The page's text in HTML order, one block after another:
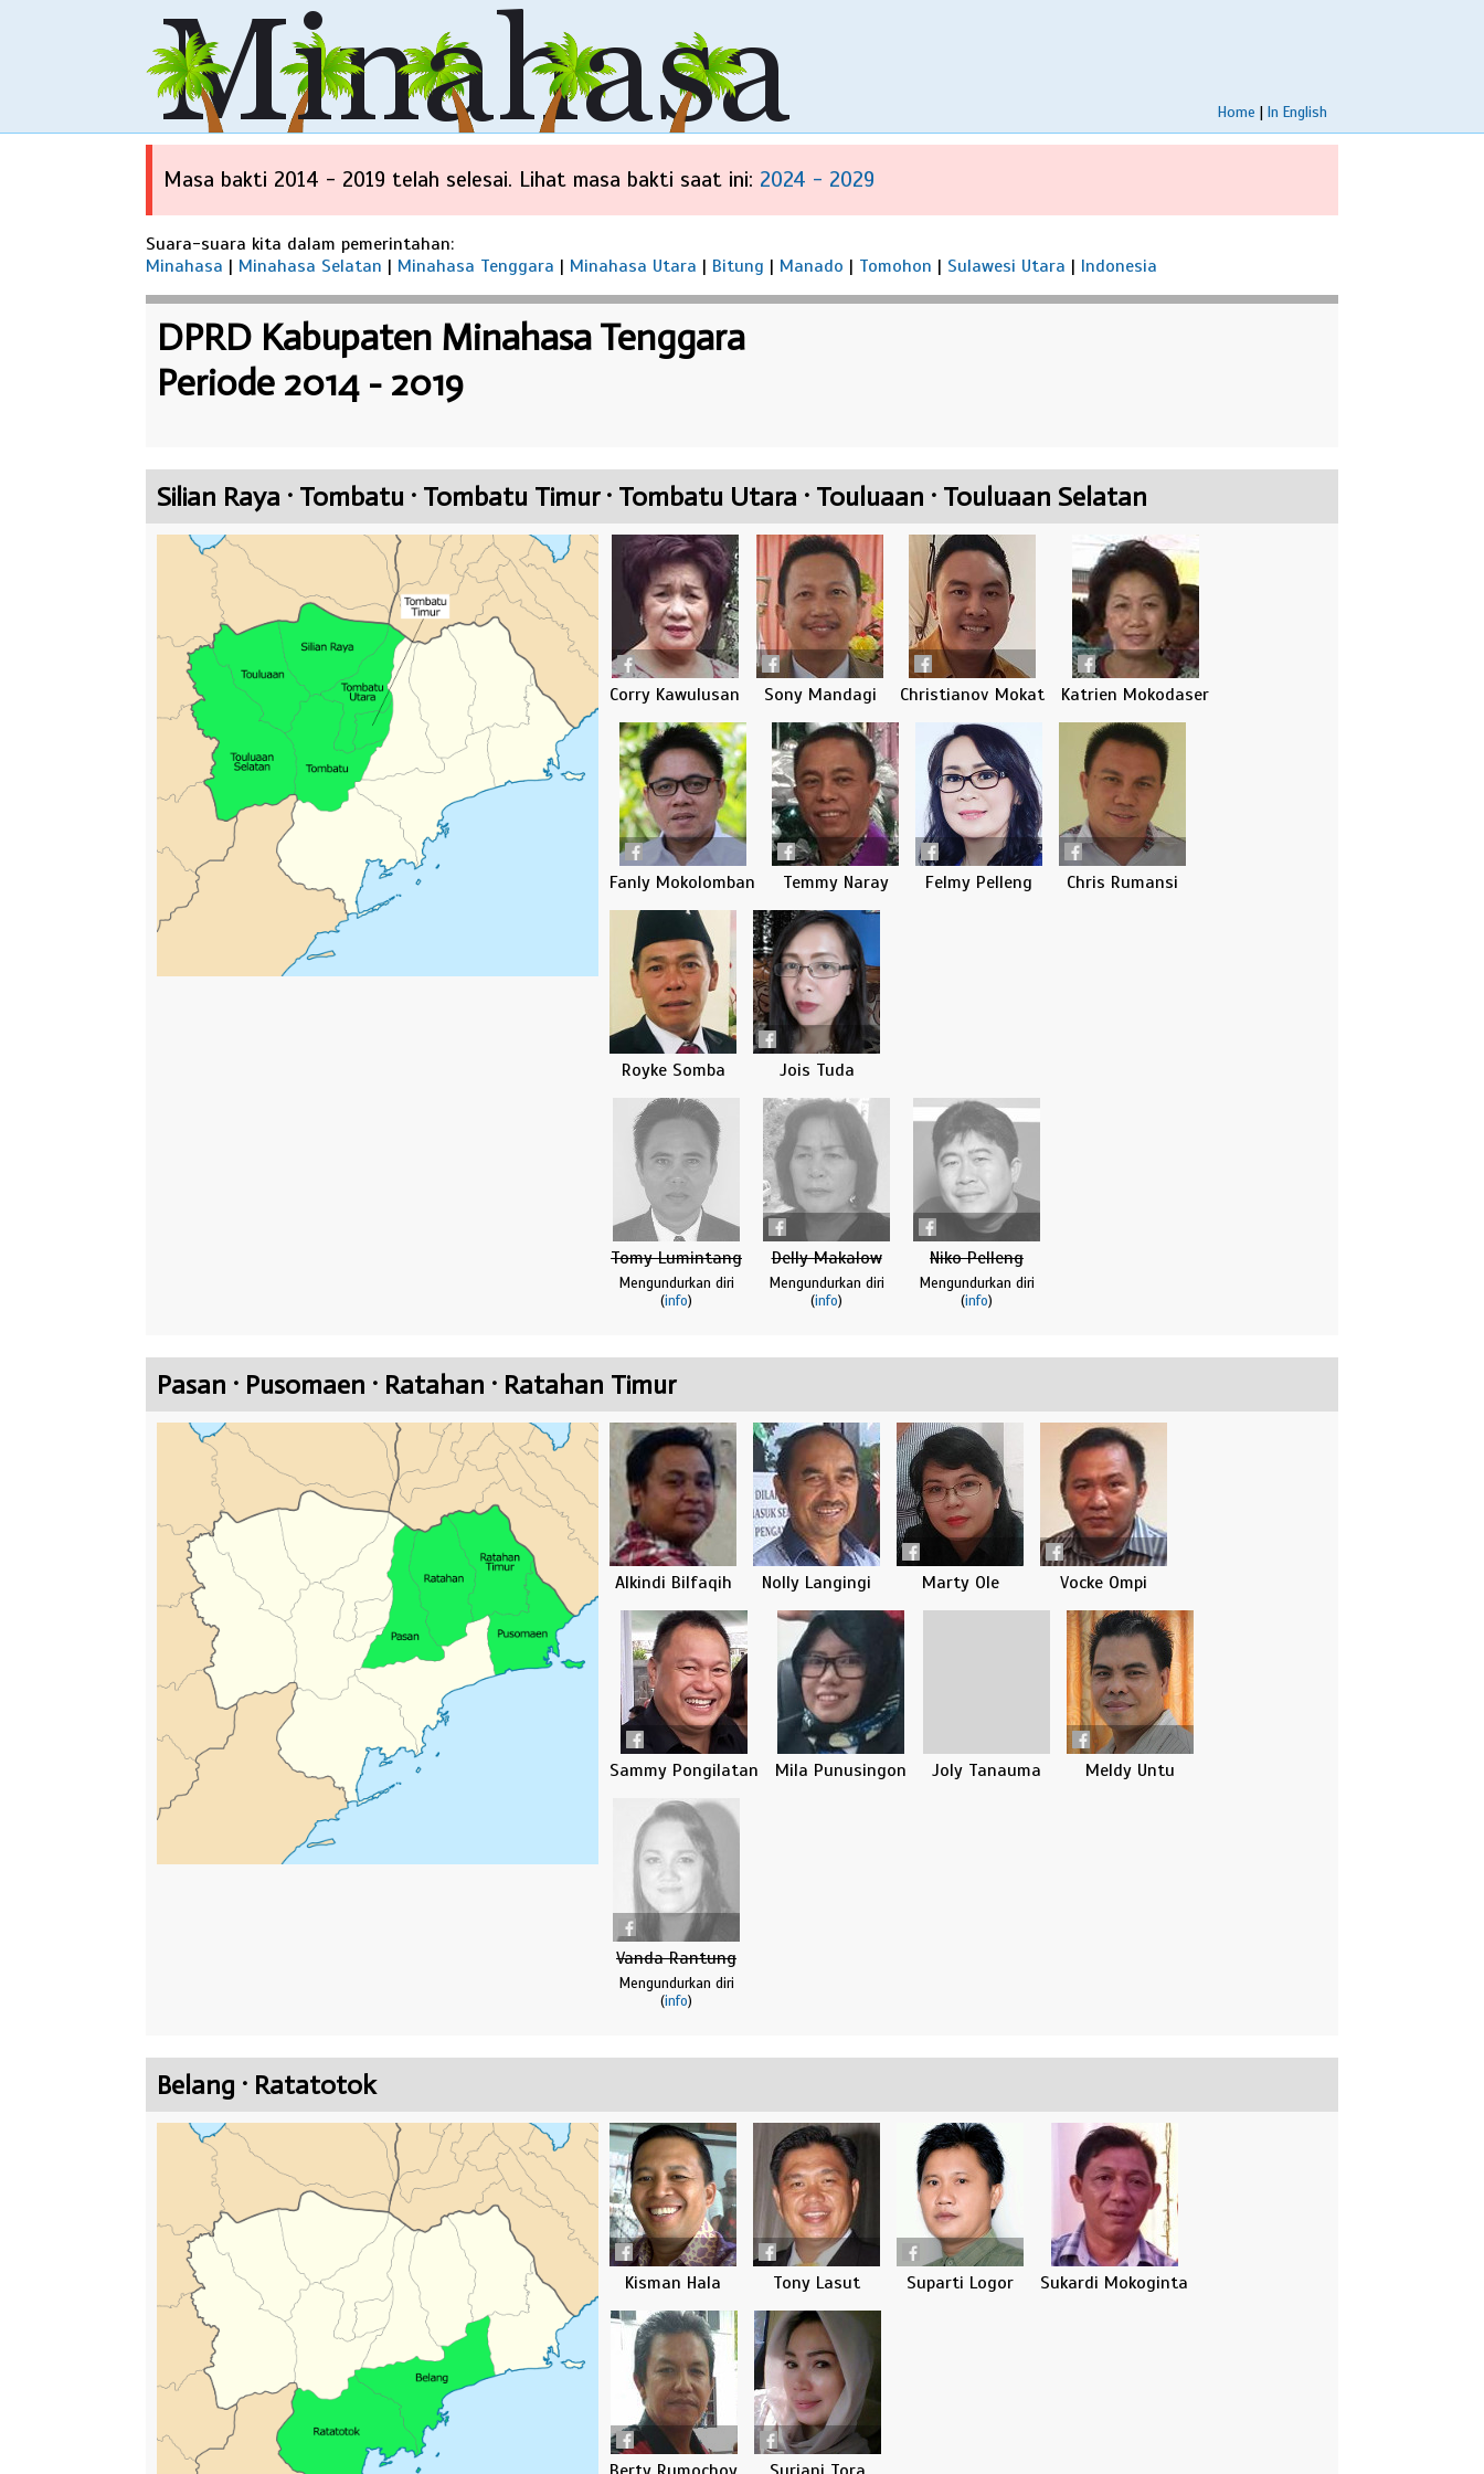
Home | In English
Masa bakti 2014 - 2019 telah selesai. Lihat masa bakti saat ini: 2024 - 2029
Suara-suara kita dalam pemerintahan:
Minahasa | Minahasa Selatan | Minahasa Tenggara | Minahasa Utara | Bitung | Manado | Tomohon | Sulawesi Utara | Indonesia
DPRD Kabupaten Minahasa Tenggara
Periode 2014 - 2019
Silian Raya · Tombatu · Tombatu Timur · Tombatu Utara · Touluaan · Touluaan Selatan
Corry Kawulusan Sony Mandagi Christianov Mokat Katrien Mokodaser
Fanly Mokolomban Temmy Naray Felmy Pelleng Chris Rumansi
Royke Somba Jois Tuda
Tomy Lumintang
Mengundurkan diri
(info)
Delly Makalow
Mengundurkan diri
(info)
Niko Pelleng
Mengundurkan diri
(info)
Pasan · Pusomaen · Ratahan · Ratahan Timur
Alkindi Bilfaqih Nolly Langingi Marty Ole Vocke Ompi
Sammy Pongilatan Mila Punusingon Joly Tanauma Meldy Untu
Vanda Rantung
Mengundurkan diri
(info)
Belang · Ratatotok
Kisman Hala Tony Lasut Suparti Logor Sukardi Mokoginta